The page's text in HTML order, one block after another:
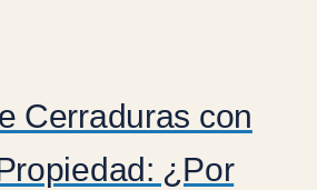
Cerraduras con
¿Por